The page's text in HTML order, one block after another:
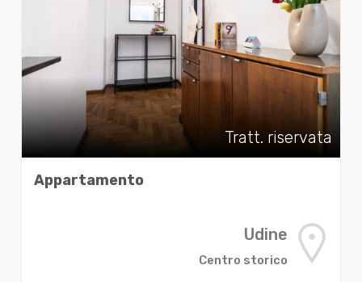
Tratt. riservata
Appartamento
Udine
Centro storico